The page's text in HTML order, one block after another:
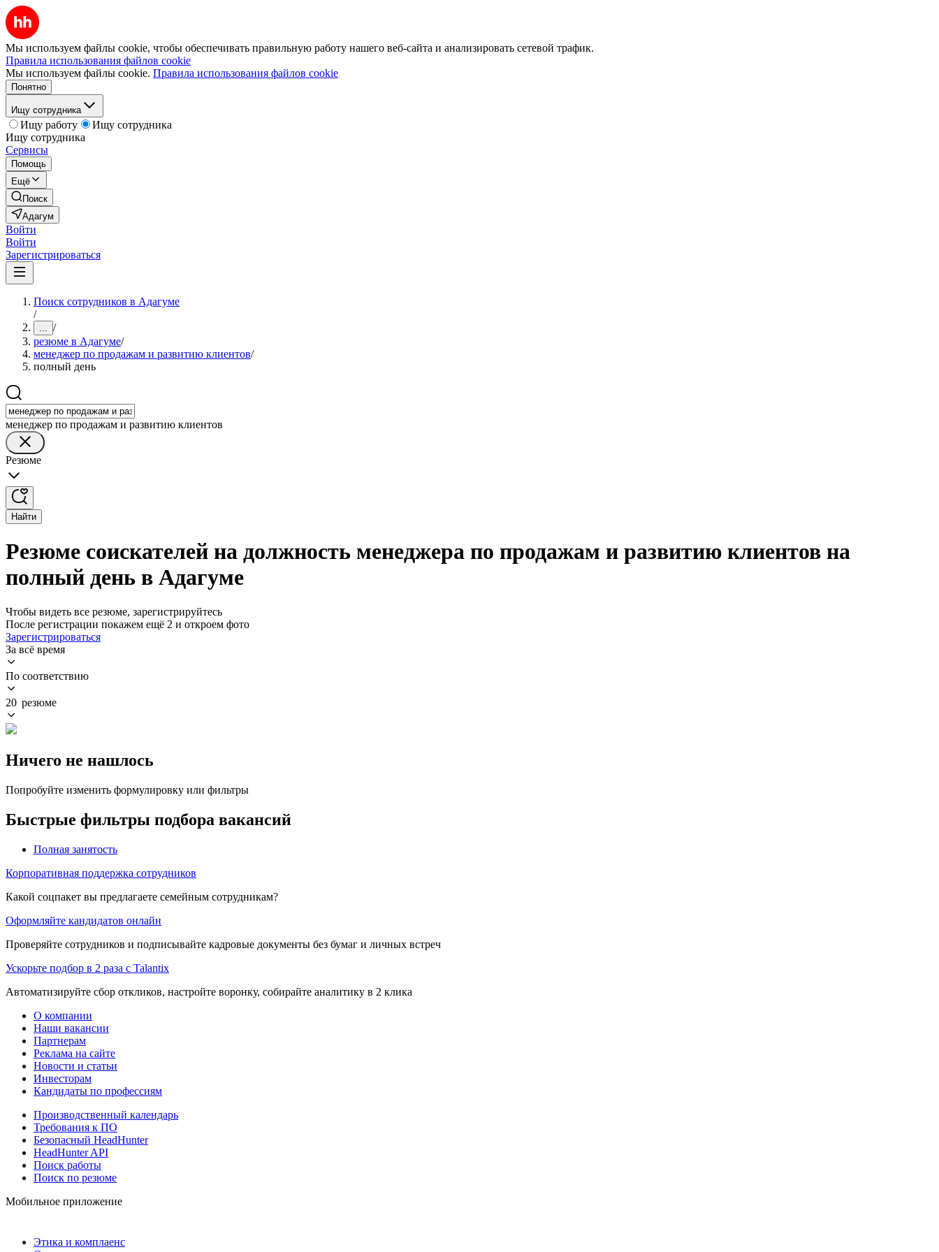
Мы используем файлы cookie, чтобы обеспечивать правильную работу нашего веб-сайта и анализировать сетевой трафик.
Правила использования файлов cookie
Мы используем файлы cookie. Правила использования файлов cookie
Понятно
Ищу сотрудника
Ищу работу
Ищу сотрудника
Ищу сотрудника
Сервисы
Помощь
Ещё
Поиск
Адагум
Войти
Войти
Зарегистрироваться
Поиск сотрудников в Адагуме
/
... /
резюме в Адагуме/
менеджер по продажам и развитию клиентов/
полный день
менеджер по продажам и развитию клиентов
Резюме
Найти
Резюме соискателей на должность менеджера по продажам и развитию клиентов на
полный день в Адагуме
Чтобы видеть все резюме, зарегистрируйтесь
После регистрации покажем ещё 2 и откроем фото
Зарегистрироваться
За всё время
По соответствию
20 резюме
Ничего не нашлось
Попробуйте изменить формулировку или фильтры
Быстрые фильтры подбора вакансий
Полная занятость
Корпоративная поддержка сотрудников
Какой соцпакет вы предлагаете семейным сотрудникам?
Оформляйте кандидатов онлайн
Проверяйте сотрудников и подписывайте кадровые документы без бумаг и личных встреч
Ускорьте подбор в 2 раза с Talantix
Автоматизируйте сбор откликов, настройте воронку, собирайте аналитику в 2 клика
О компании
Наши вакансии
Партнерам
Реклама на сайте
Новости и статьи
Инвесторам
Кандидаты по профессиям
Производственный календарь
Требования к ПО
Безопасный HeadHunter
HeadHunter API
Поиск работы
Поиск по резюме
Мобильное приложение
Этика и комплаенс